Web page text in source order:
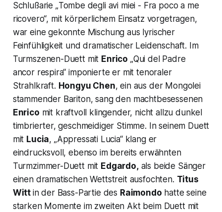
Schlußarie „Tombe degli avi miei - Fra poco a me
ricovero“, mit körperlichem Einsatz vorgetragen,
war eine gekonnte Mischung aus lyrischer
Feinfühligkeit und dramatischer Leidenschaft. Im
Turmszenen-Duett mit Enrico „Qui del Padre
ancor respira“ imponierte er mit tenoraler
Strahlkraft. Hongyu Chen, ein aus der Mongolei
stammender Bariton, sang den machtbesessenen
Enrico mit kraftvoll klingender, nicht allzu dunkel
timbrierter, geschmeidiger Stimme. In seinem Duett
mit Lucia, „Appressati Lucia“klang er
eindrucksvoll, ebenso im bereits erwähnten
Turmzimmer-Duett mit Edgardo,als beide Sänger
einen dramatischen Wettstreit ausfochten. Titus
Witt in der Bass-Partie des Raimondo hatte seine
starken Momente im zweiten Akt beim Duett mit